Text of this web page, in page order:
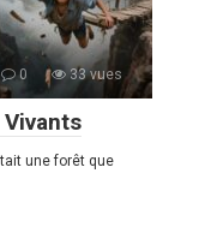
0 33 vues
une forêt que